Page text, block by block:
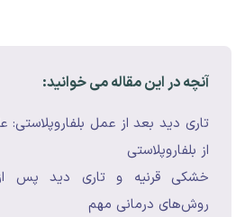
آنچه در این مقاله می خوانید:
تاری دید بعد از عمل
از بلفاروپلاستی
خشکی قرنیه و تاری دید پس از
روش‌های درمانی مهم